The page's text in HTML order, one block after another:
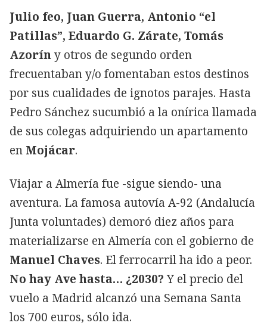
Julio feo, Juan Guerra, Antonio “el
Patillas”, Eduardo G. Zárate, Tomás
Azoríny otros de segundo orden
frecuentaban y/o fomentaban estos destinos
por sus cualidades de ignotos parajes. Hasta
Pedro Sánchez sucumbió a la onírica llamada
de sus colegas adquiriendo un apartamento
en Mojácar.
Viajar a Almería fue -sigue siendo- una
aventura. La famosa autovía A-92 (Andalucía
Junta voluntades) demoró diez años para
materializarse en Almería con el gobierno de
Manuel Chaves. El ferrocarril ha ido a peor.
No hay Ave hasta… ¿2030?Y el precio del
vuelo a Madrid alcanzó una Semana Santa
los 700 euros, sólo ida.